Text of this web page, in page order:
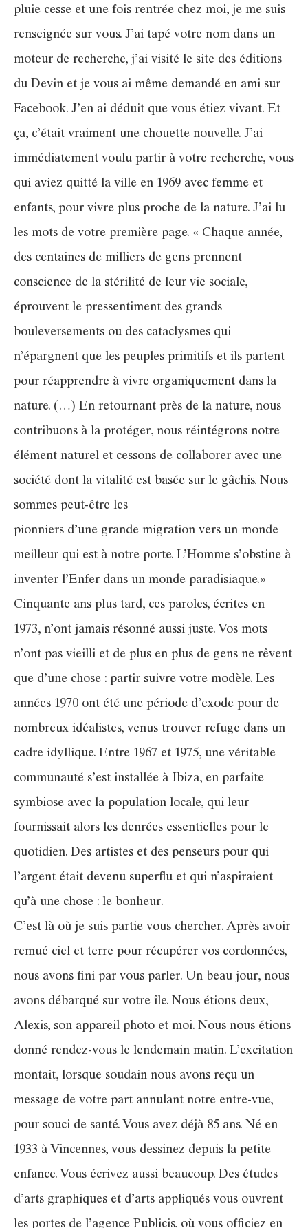
pluie cesse et une fois rentrée chez moi, je me suis
renseignée sur vous. J’ai tapé votre nom dans un
moteur de recherche, j’ai visité le site des éditions
du Devin et je vous ai même demandé en ami sur
Facebook. J’en ai déduit que vous étiez vivant. Et
ça, c’était vraiment une chouette nouvelle. J’ai
immédiatement voulu partir à votre recherche, vous
qui aviez quitté la ville en 1969 avec femme et
enfants, pour vivre plus proche de la nature. J’ai lu
les mots de votre première page. « Chaque année,
des centaines de milliers de gens prennent
conscience de la stérilité de leur vie sociale,
éprouvent le pressentiment des grands
bouleversements ou des cataclysmes qui
n’épargnent que les peuples primitifs et ils partent
pour réapprendre à vivre organiquement dans la
nature. (…) En retournant près de la nature, nous
contribuons à la protéger, nous réintégrons notre
élément naturel et cessons de collaborer avec une
société dont la vitalité est basée sur le gâchis. Nous
sommes peut-être les
pionniers d’une grande migration vers un monde
meilleur qui est à notre porte. L’Homme s’obstine à
inventer l’Enfer dans un monde paradisiaque.»
Cinquante ans plus tard, ces paroles, écrites en
1973, n’ont jamais résonné aussi juste. Vos mots
n’ont pas vieilli et de plus en plus de gens ne rêvent
que d’une chose : partir suivre votre modèle. Les
années 1970 ont été une période d’exode pour de
nombreux idéalistes, venus trouver refuge dans un
cadre idyllique. Entre 1967 et 1975, une véritable
communauté s’est installée à Ibiza, en parfaite
symbiose avec la population locale, qui leur
fournissait alors les denrées essentielles pour le
quotidien. Des artistes et des penseurs pour qui
l’argent était devenu superflu et qui n’aspiraient
qu’à une chose : le bonheur.
C’est là où je suis partie vous chercher. Après avoir
remué ciel et terre pour récupérer vos cordonnées,
nous avons fini par vous parler. Un beau jour, nous
avons débarqué sur votre île. Nous étions deux,
Alexis, son appareil photo et moi. Nous nous étions
donné rendez-vous le lendemain matin. L’excitation
montait, lorsque soudain nous avons reçu un
message de votre part annulant notre entre-vue,
pour souci de santé. Vous avez déjà 85 ans. Né en
1933 à Vincennes, vous dessinez depuis la petite
enfance. Vous écrivez aussi beaucoup. Des études
d’arts graphiques et d’arts appliqués vous ouvrent
les portes de l’agence Publicis, où vous officiez en